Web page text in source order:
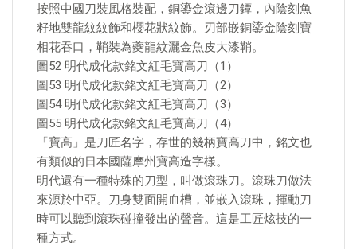
按照中國刀裝風格裝配，銅鎏金滾邊刀鐔，內陰刻魚
籽地雙龍紋紋飾和櫻花狀紋飾。刃部嵌銅鎏金陰刻寶
相花吞口，鞘裝為夔龍紋灑金魚皮大漆鞘。
圖52 明代成化款銘文紅毛寶高刀（1）
圖53 明代成化款銘文紅毛寶高刀（2）
圖54 明代成化款銘文紅毛寶高刀（3）
圖55 明代成化款銘文紅毛寶高刀（4）
「寶高」是刀匠名字，存世的幾柄寶高刀中，銘文也
有類似的日本國薩摩州寶高造字樣。
明代還有一種特殊的刀型，叫做滾珠刀。滾珠刀做法
來源於中亞。刀身雙面開血槽，並嵌入滾珠，揮動刀
時可以聽到滾珠碰撞發出的聲音。這是工匠炫技的一
種方式。